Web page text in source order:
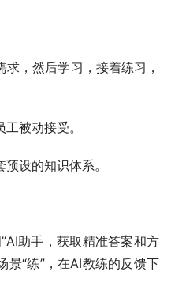
，然后学习，接着练习，
被动接受。
设的知识体系。
助手，获取精准答案和方
景“练”，在AI教练的反馈下